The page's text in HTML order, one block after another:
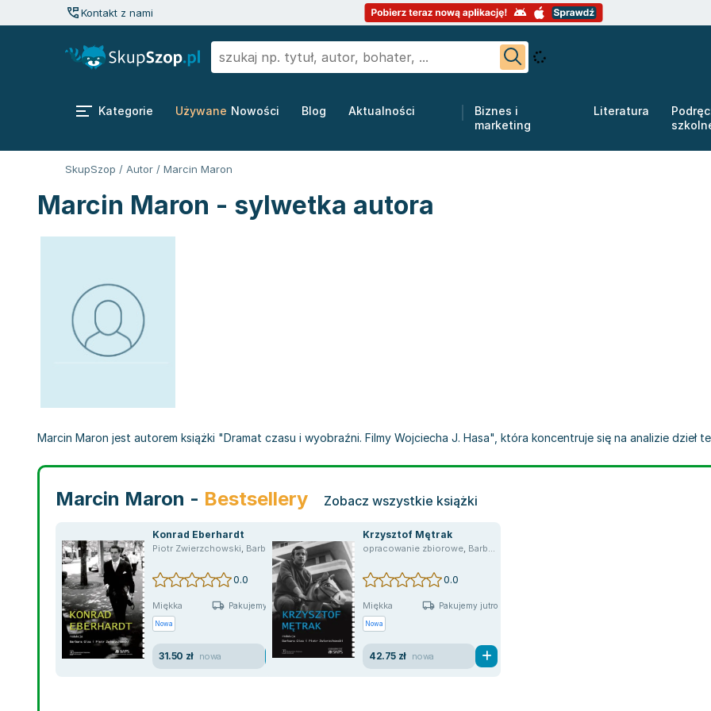
Kontakt z nami
Kategorie Używane Nowości Blog Aktualności
Biznes i
marketing
Literatura
SkupSzop / Autor / Marcin Maron
Marcin Maron - sylwetka autora
Marcin Maron jest autorem książki "Dramat czasu i wyobraźni. Filmy Wojciecha J. Hasa", która koncentruje się na analizie dzieł
Marcin Maron - Bestsellery Zobacz wszystkie książki
Konrad Eberhardt
Piotr Zwierzchowski, Barbara Giza ,opracowanie zbiorowe,Aleksandra Drzał-Sierocka
0.0
Miękka Pakujemy jutro
Nowa
31.50 zł nowa
Krzysztof Mętrak
opracowanie zbiorowe, Barbara Giza
0.0
Miękka Pakujemy jutro
Nowa
42.75 zł nowa